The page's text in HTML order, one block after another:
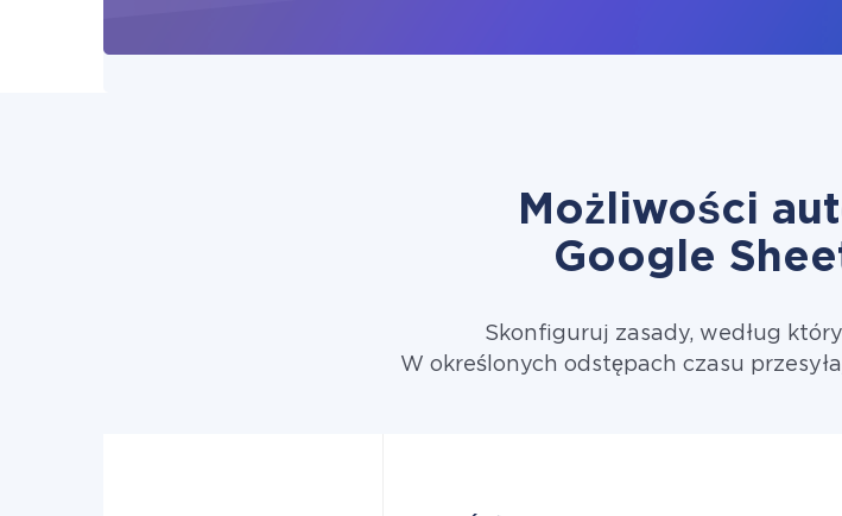
Możliwości
Google
Skonfiguruj zasady, według
W określonych odstępach czasu